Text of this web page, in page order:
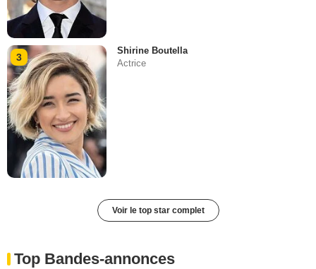
3
Shirine Boutella
Actrice
Voir le top star complet
Top Bandes-annonces